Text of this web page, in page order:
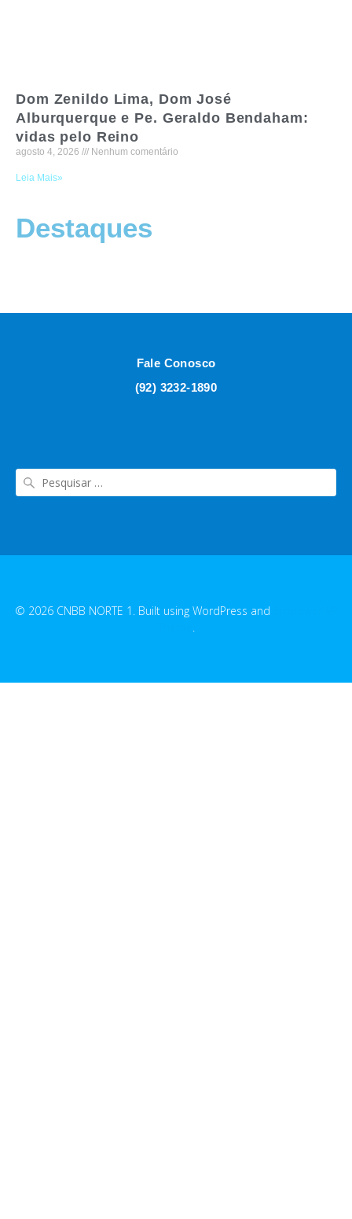
Dom Zenildo Lima, Dom José
Alburquerque e Pe. Geraldo Bendaham:
vidas pelo Reino
agosto 4, 2026 Nenhum comentário
Leia Mais»
Destaques
Fale Conosco
(92) 3232-1890
© 2026 CNBB NORTE 1. Built using WordPress and
.